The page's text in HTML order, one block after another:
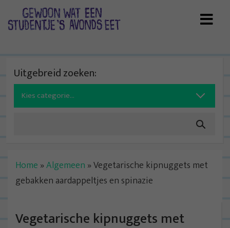
Uitgebreid zoeken:
Search
for:
Home »Algemeen »Vegetarische kipnuggets met
gebakken aardappeltjes en spinazie
Vegetarische kipnuggets met